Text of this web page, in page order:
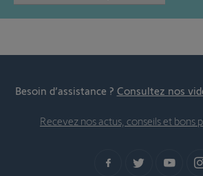
Besoin d’assistance ? Consultez nos
Recevez nos actus, conseils et bons